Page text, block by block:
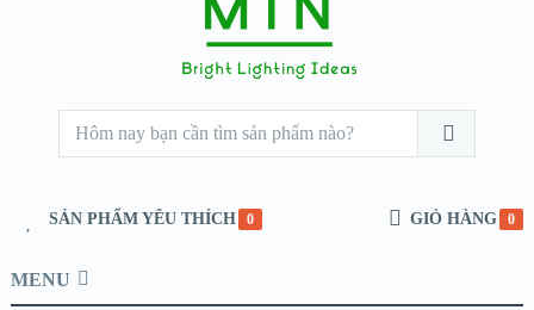
SẢN PHẨM YÊU THÍCH 0 GIỎ HÀNG 0
MENU